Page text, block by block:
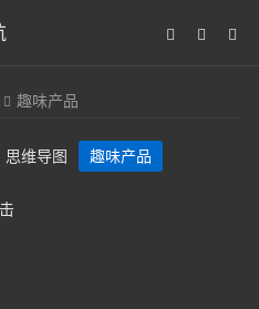
趣味产品
思维导图 趣味产品